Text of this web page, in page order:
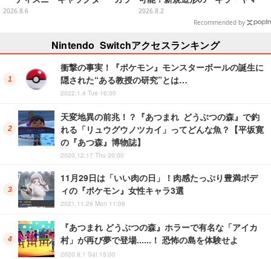
フルマルチチャーム」が発売
2026.8.6
ト」アクションフィギュアが予約
2026.8.2
Recommended by
Nintendo Switchアクセスランキング
衝撃の事実！『ポケモン』モンスターボールの誕生に
隠された“ある教授の研究”とは…
2022.1.4 Tue 16:00
天変地異の前兆！？『あつまれ どうぶつの森』で釣
れる「リュウグウノツカイ」ってどんな魚？【平坂寛
の『あつ森』博物誌】
2020.12.17 Thu 20:00
11月29日は「いい肉の日」！肉感たっぷり豊満ボデ
ィの『ポケモン』女性キャラ3選
2021.11.29 Mon 11:06
『あつまれ どうぶつの森』ホラーで有名な「アイカ
村」が再び夢で登場……！ 恐怖の島を体験せよ
2020.8.1 Sat 15:00